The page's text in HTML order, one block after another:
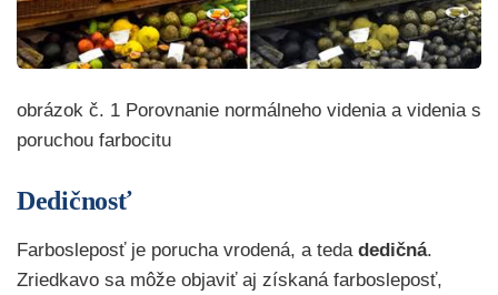
obrázok č. 1 Porovnanie normálneho videnia a videnia s
poruchou farbocitu
Dedičnosť
Farbosleposť je porucha vrodená, a teda dedičná.
Zriedkavo sa môže objaviť aj získaná farbosleposť,